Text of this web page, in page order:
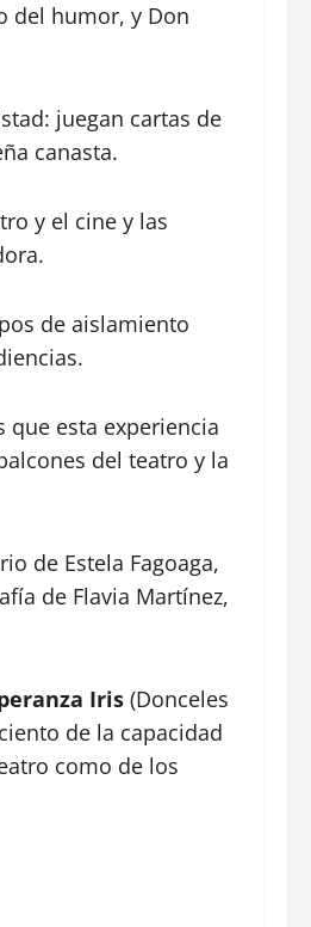
del humor, y Don
juegan cartas de
canasta.
y el cine y las
de aislamiento
que esta experiencia
del teatro y la
de Estela Fagoaga,
de Flavia Martínez,
Iris (Donceles
de la capacidad
como de los